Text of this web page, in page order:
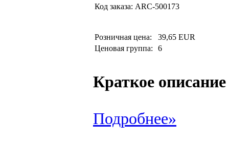
Код заказа: ARC-500173
Розничная цена:
39,65 EUR
Ценовая группа:
6
Краткое описание
Подробнее»